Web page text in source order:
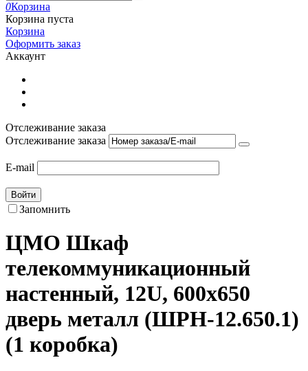
0Корзина
Корзина пуста
Корзина
Оформить заказ
Аккаунт
Отслеживание заказа
Отслеживание заказа
E-mail
Войти
Запомнить
ЦМО Шкаф
телекоммуникационный
настенный, 12U, 600х650
дверь металл (ШРН-12.650.1)
(1 коробка)